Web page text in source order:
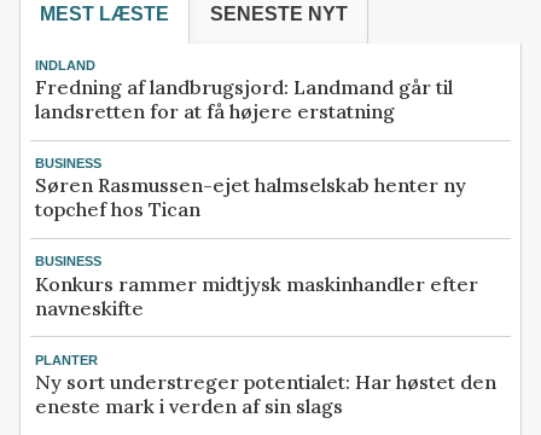
MEST LÆSTE SENESTE NYT
INDLAND
Fredning af landbrugsjord: Landmand går til
landsretten for at få højere erstatning
BUSINESS
Søren Rasmussen-ejet halmselskab henter ny
topchef hos Tican
BUSINESS
Konkurs rammer midtjysk maskinhandler efter
navneskifte
PLANTER
Ny sort understreger potentialet: Har høstet den
eneste mark i verden af sin slags